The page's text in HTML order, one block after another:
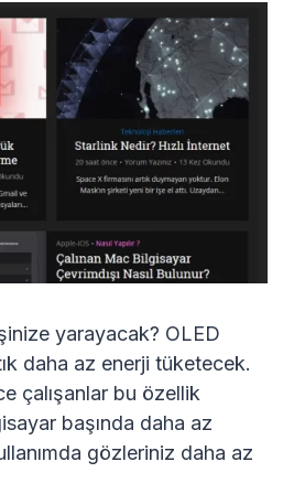
yarayacak? OLED
daha az enerji tüketecek.
çalışanlar bu özellik
başında daha az
gözleriniz daha az